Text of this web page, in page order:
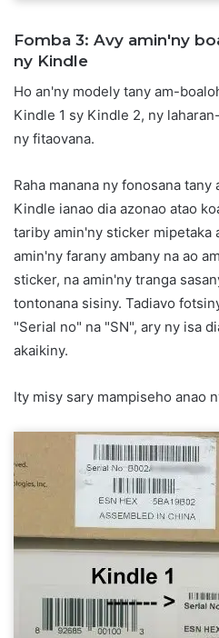
Fomba 3: Avy amin'ny
ny Kindle
Ho an'ny modely tany am-
Kindle 1 sy Kindle 2, ny
ny fitaovana.
Raha manana ny fonosana
Kindle ianao dia azonao atao
tariby amin'ny sticker mipetaka
amin'ny farany ambany na ao
sticker, na amin'ny tranga
tontonana sisiny. Tadiavo
"Serial no" na "SN", ary ny isa
akaikiny.
Ity misy sary mampiseho anao